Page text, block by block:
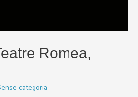
Romea,
categoria